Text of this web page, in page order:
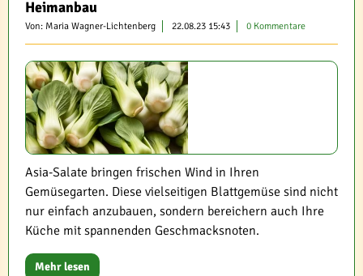
Heimanbau
Von: Maria Wagner-Lichtenberg 22.08.23 15:43 0 Kommentare
Asia-Salate bringen frischen Wind in Ihren
Gemüsegarten. Diese vielseitigen Blattgemüse sind nicht
nur einfach anzubauen, sondern bereichern auch Ihre
Küche mit spannenden Geschmacksnoten.
Mehr lesen